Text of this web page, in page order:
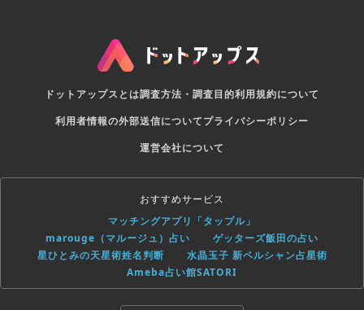
ドットアップスとは調査方法・調査目的利用規約について
利用者情報の外部送信についてプライバシーポリシー
運営会社について
おすすめサービス
マッチングアプリ「タップル」
marouge（マルージュ）占い
ゲッターズ飯田の占い
星ひとみの天星術姓名判断
水晶玉子 新ペルシャン占星術
Ameba占い館SATORI